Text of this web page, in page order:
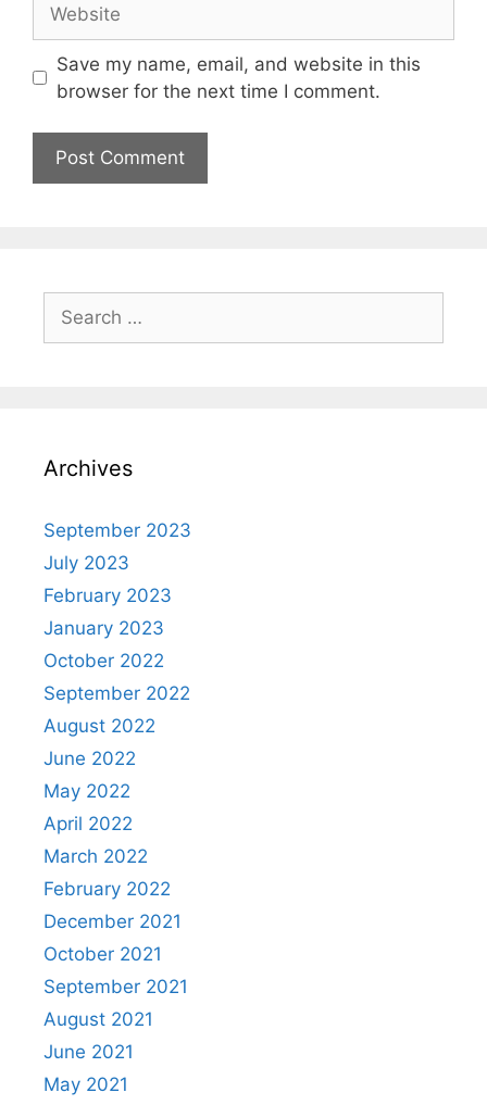
Save my name, email, and website in this
browser for the next time I comment.
Archives
September 2023
July 2023
February 2023
January 2023
October 2022
September 2022
August 2022
June 2022
May 2022
April 2022
March 2022
February 2022
December 2021
October 2021
September 2021
August 2021
June 2021
May 2021